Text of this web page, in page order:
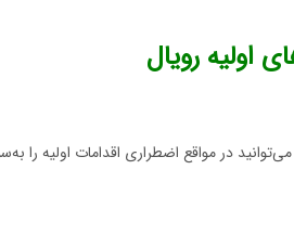
اولیه رویال
در مواقع اضطراری اقدامات اولیه را